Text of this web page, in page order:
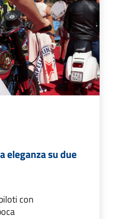
eleganza su due
con